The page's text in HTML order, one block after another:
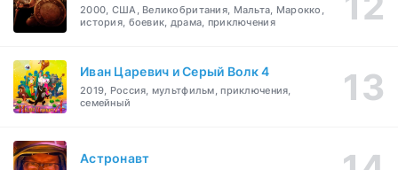
2000, США, Великобритания, Мальта, Марокко,
история, боевик, драма, приключения
Иван Царевич и Серый Волк 4
2019, Россия, мультфильм, приключения,
семейный
Астронавт